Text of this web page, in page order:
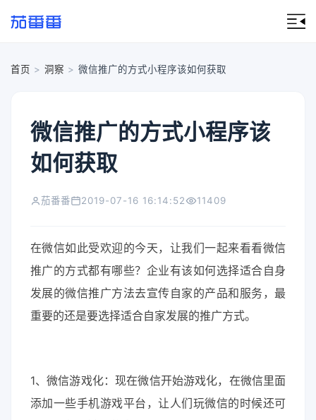
首页 > 洞察 > 微信推广的方式小程序该如何获取
微信推广的方式小程序该
如何获取
茄番番 2019-07-16 16:14:52 11409
在微信如此受欢迎的今天，让我们一起来看看微信
推广的方式都有哪些？企业有该如何选择适合自身
发展的微信推广方法去宣传自家的产品和服务，最
重要的还是要选择适合自家发展的推广方式。
1、微信游戏化：现在微信开始游戏化，在微信里面
添加一些手机游戏平台，让人们玩微信的时候还可